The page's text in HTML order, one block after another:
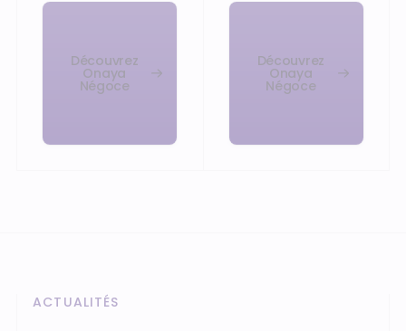
Découvrez
Onaya
Négoce
Découvrez
Onaya
Négoce
ACTUALITÉS